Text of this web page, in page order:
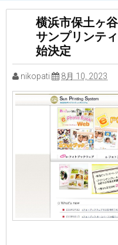
横浜市保土ヶ
サンプリンテ
始決定
nikopati 8月 10, 2023